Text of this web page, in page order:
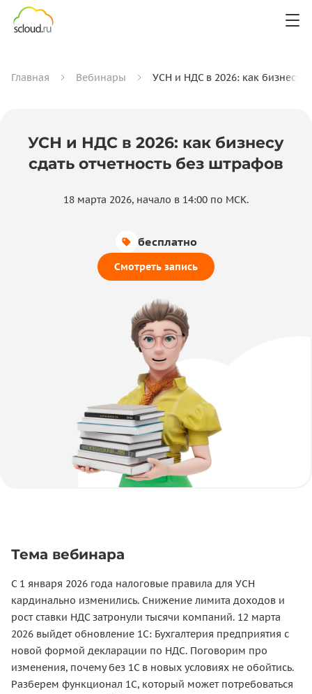
Главная Вебинары УСН и НДС в 2026: как бизнесу
УСН и НДС в 2026: как бизнесу
сдать отчетность без штрафов
18 марта 2026, начало в 14:00 по МСК.
бесплатно
Смотреть запись
Тема вебинара
С 1 января 2026 года налоговые правила для УСН
кардинально изменились. Снижение лимита доходов и
рост ставки НДС затронули тысячи компаний. 12 марта
2026 выйдет обновление 1С: Бухгалтерия предприятия с
новой формой декларации по НДС. Поговорим про
изменения, почему без 1С в новых условиях не обойтись.
Разберем функционал 1С, который может потребоваться